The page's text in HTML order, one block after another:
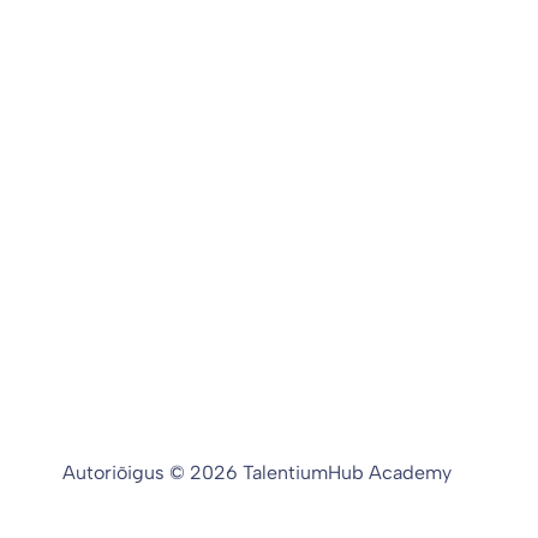
Autoriõigus © 2026 TalentiumHub Academy